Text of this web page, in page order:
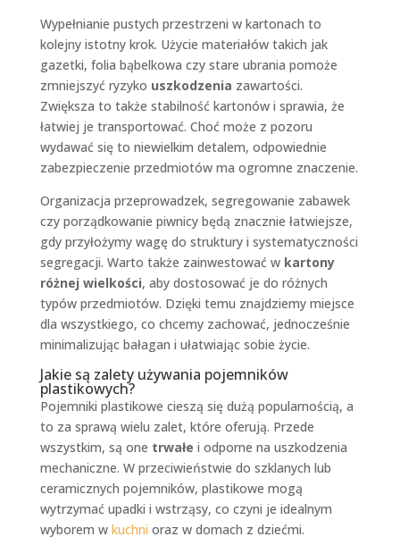
Wypełnianie pustych przestrzeni w kartonach to
kolejny istotny krok. Użycie materiałów takich jak
gazetki, folia bąbelkowa czy stare ubrania pomoże
zmniejszyć ryzyko uszkodzenia zawartości.
Zwiększa to także stabilność kartonów i sprawia, że
łatwiej je transportować. Choć może z pozoru
wydawać się to niewielkim detalem, odpowiednie
zabezpieczenie przedmiotów ma ogromne znaczenie.
Organizacja przeprowadzek, segregowanie zabawek
czy porządkowanie piwnicy będą znacznie łatwiejsze,
gdy przyłożymy wagę do struktury i systematyczności
segregacji. Warto także zainwestować w kartony
różnej wielkości, aby dostosować je do różnych
typów przedmiotów. Dzięki temu znajdziemy miejsce
dla wszystkiego, co chcemy zachować, jednocześnie
minimalizując bałagan i ułatwiając sobie życie.
Jakie są zalety używania pojemników
plastikowych?
Pojemniki plastikowe cieszą się dużą popularnością, a
to za sprawą wielu zalet, które oferują. Przede
wszystkim, są one trwałe i odporne na uszkodzenia
mechaniczne. W przeciwieństwie do szklanych lub
ceramicznych pojemników, plastikowe mogą
wytrzymać upadki i wstrząsy, co czyni je idealnym
wyborem w kuchni oraz w domach z dziećmi.